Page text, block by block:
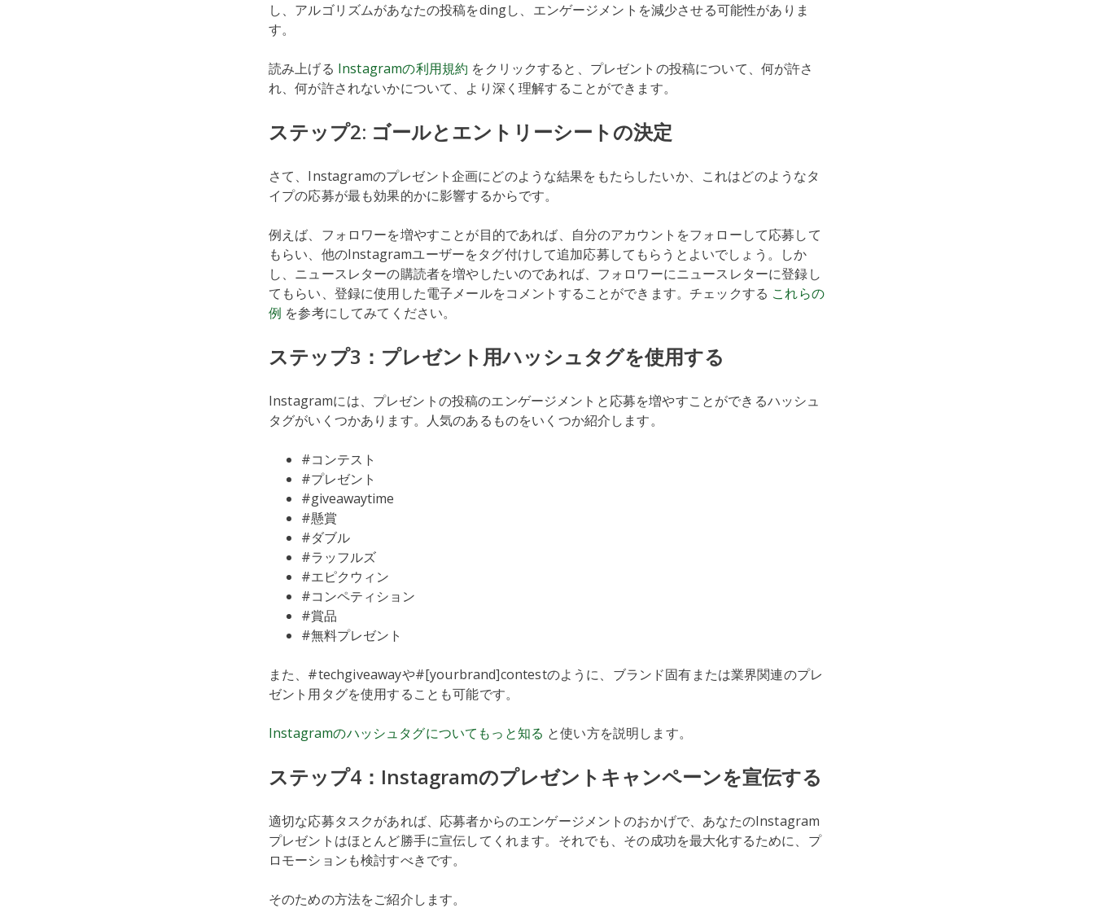
し、アルゴリズムがあなたの投稿をdingし、エンゲージメントを減少させる可能性がありま
す。
読み上げる Instagramの利用規約 をクリックすると、プレゼントの投稿について、何が許さ
れ、何が許されないかについて、より深く理解することができます。
ステップ2: ゴールとエントリーシートの決定
さて、Instagramのプレゼント企画にどのような結果をもたらしたいか、これはどのようなタ
イプの応募が最も効果的かに影響するからです。
例えば、フォロワーを増やすことが目的であれば、自分のアカウントをフォローして応募して
もらい、他のInstagramユーザーをタグ付けして追加応募してもらうとよいでしょう。しか
し、ニュースレターの購読者を増やしたいのであれば、フォロワーにニュースレターに登録し
てもらい、登録に使用した電子メールをコメントすることができます。チェックする これらの
例 を参考にしてみてください。
ステップ3：プレゼント用ハッシュタグを使用する
Instagramには、プレゼントの投稿のエンゲージメントと応募を増やすことができるハッシュ
タグがいくつかあります。人気のあるものをいくつか紹介します。
#コンテスト
#プレゼント
#giveawaytime
#懸賞
#ダブル
#ラッフルズ
#エピクウィン
#コンペティション
#賞品
#無料プレゼント
また、#techgiveawayや#[yourbrand]contestのように、ブランド固有または業界関連のプレ
ゼント用タグを使用することも可能です。
Instagramのハッシュタグについてもっと知る と使い方を説明します。
ステップ4：Instagramのプレゼントキャンペーンを宣伝する
適切な応募タスクがあれば、応募者からのエンゲージメントのおかげで、あなたのInstagram
プレゼントはほとんど勝手に宣伝してくれます。それでも、その成功を最大化するために、プ
ロモーションも検討すべきです。
そのための方法をご紹介します。